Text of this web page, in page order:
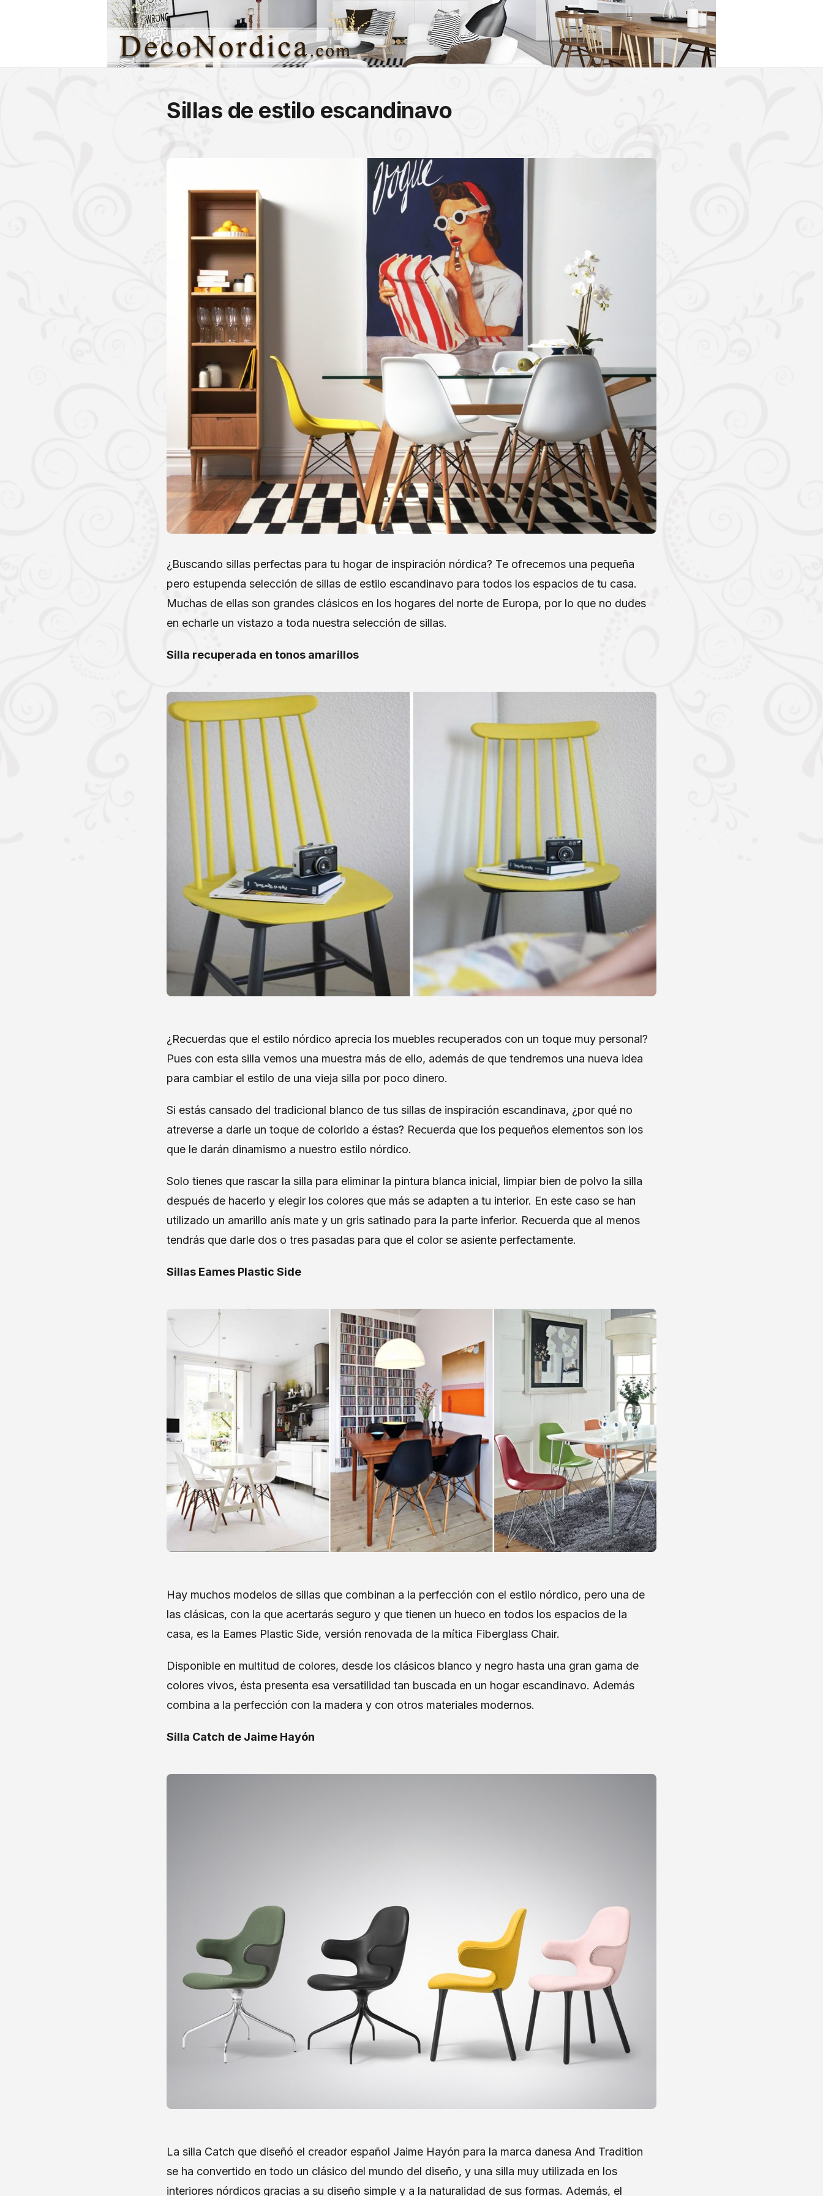
Sillas de estilo escandinavo
¿Buscando sillas perfectas para tu hogar de inspiración nórdica? Te ofrecemos una pequeña
pero estupenda selección de sillas de estilo escandinavo para todos los espacios de tu casa.
Muchas de ellas son grandes clásicos en los hogares del norte de Europa, por lo que no dudes
en echarle un vistazo a toda nuestra selección de sillas.
Silla recuperada en tonos amarillos
¿Recuerdas que el estilo nórdico aprecia los muebles recuperados con un toque muy personal?
Pues con esta silla vemos una muestra más de ello, además de que tendremos una nueva idea
para cambiar el estilo de una vieja silla por poco dinero.
Si estás cansado del tradicional blanco de tus sillas de inspiración escandinava, ¿por qué no
atreverse a darle un toque de colorido a éstas? Recuerda que los pequeños elementos son los
que le darán dinamismo a nuestro estilo nórdico.
Solo tienes que rascar la silla para eliminar la pintura blanca inicial, limpiar bien de polvo la silla
después de hacerlo y elegir los colores que más se adapten a tu interior. En este caso se han
utilizado un amarillo anís mate y un gris satinado para la parte inferior. Recuerda que al menos
tendrás que darle dos o tres pasadas para que el color se asiente perfectamente.
Sillas Eames Plastic Side
Hay muchos modelos de sillas que combinan a la perfección con el estilo nórdico, pero una de
las clásicas, con la que acertarás seguro y que tienen un hueco en todos los espacios de la
casa, es la Eames Plastic Side, versión renovada de la mítica Fiberglass Chair.
Disponible en multitud de colores, desde los clásicos blanco y negro hasta una gran gama de
colores vivos, ésta presenta esa versatilidad tan buscada en un hogar escandinavo. Además
combina a la perfección con la madera y con otros materiales modernos.
Silla Catch de Jaime Hayón
La silla Catch que diseñó el creador español Jaime Hayón para la marca danesa And Tradition
se ha convertido en todo un clásico del mundo del diseño, y una silla muy utilizada en los
interiores nórdicos gracias a su diseño simple y a la naturalidad de sus formas. Además, el